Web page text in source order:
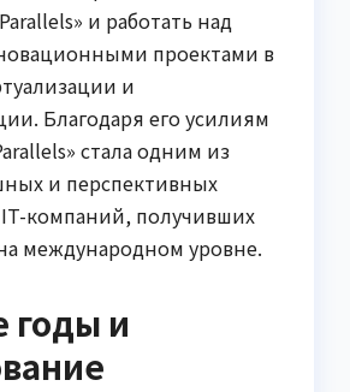
и работать над
проектами в
и
Благодаря его усилиям
стала одним из
и перспективных
компаний, получивших
международном уровне.
годы и